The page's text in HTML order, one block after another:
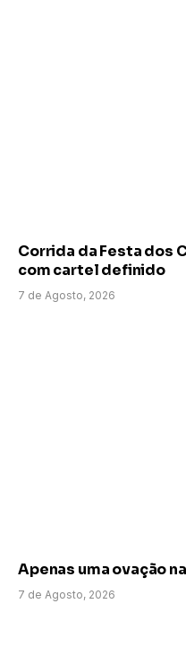
Corrida da Festa dos
com cartel definido
7 de Agosto, 2026
Apenas uma ovação
7 de Agosto, 2026